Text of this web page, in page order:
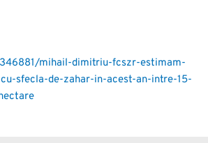
mihail-dimitriu-fcszr-estimam-
sfecla-de-zahar-in-acest-an-intre-15-